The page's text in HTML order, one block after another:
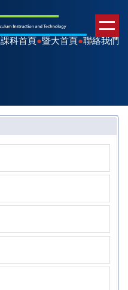
課科首頁●暨大首頁●聯絡我們